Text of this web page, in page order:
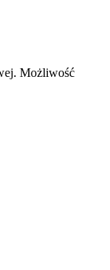
Możliwość